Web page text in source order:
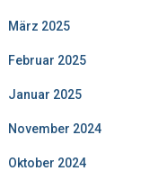
März 2025
Februar 2025
Januar 2025
November 2024
Oktober 2024